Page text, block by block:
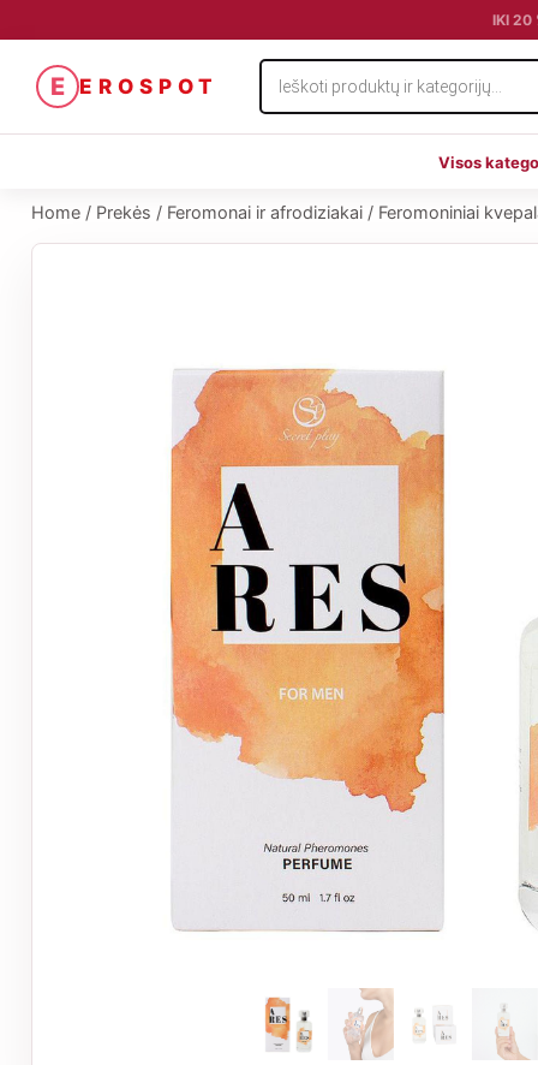
IKI 20
E EROSPOT
Products
search
Visos
Home / Prekės / Feromonai ir afrodiziakai / Feromoniniai